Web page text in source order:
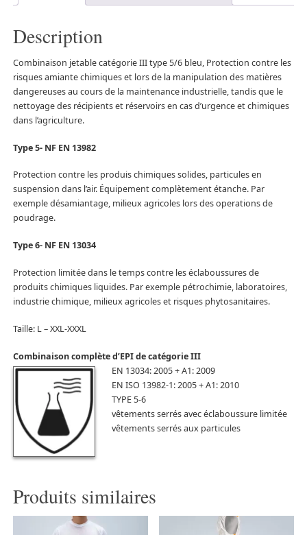
Description
Combinaison jetable catégorie III type 5/6 bleu, Protection contre les
risques amiante chimiques et lors de la manipulation des matières
dangereuses au cours de la maintenance industrielle, tandis que le
nettoyage des récipients et réservoirs en cas d’urgence et chimiques
dans l’agriculture.
Type 5- NF EN 13982
Protection contre les produis chimiques solides, particules en
suspension dans l’air. Équipement complètement étanche. Par
exemple désamiantage, milieux agricoles lors des operations de
poudrage.
Type 6- NF EN 13034
Protection limitée dans le temps contre les éclaboussures de
produits chimiques liquides. Par exemple pétrochimie, laboratoires,
industrie chimique, milieux agricoles et risques phytosanitaires.
Taille: L – XXL-XXXL
Combinaison complète d’EPI de catégorie III
EN 13034: 2005 + A1: 2009
EN ISO 13982-1: 2005 + A1: 2010
TYPE 5-6
vêtements serrés avec éclaboussure limitée
vêtements serrés aux particules
Produits similaires